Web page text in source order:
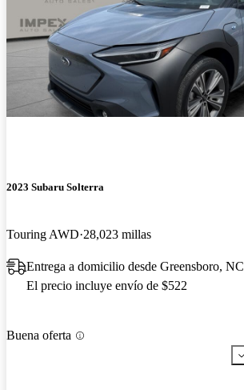
2023 Subaru Solterra
Touring AWD 28,023 millas
Entrega a domicilio desde Greensboro, NC
El precio incluye envío de $522
Buena oferta